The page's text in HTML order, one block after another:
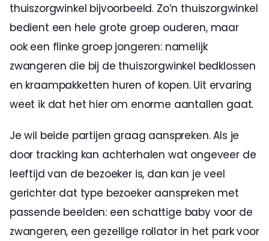
thuiszorgwinkel bijvoorbeeld. Zo’n thuiszorgwinkel
bedient een hele grote groep ouderen, maar
ook een flinke groep jongeren: namelijk
zwangeren die bij de thuiszorgwinkel bedklossen
en kraampakketten huren of kopen. Uit ervaring
weet ik dat het hier om enorme aantallen gaat.
Je wil beide partijen graag aanspreken. Als je
door tracking kan achterhalen wat ongeveer de
leeftijd van de bezoeker is, dan kan je veel
gerichter dat type bezoeker aanspreken met
passende beelden: een schattige baby voor de
zwangeren, een gezellige rollator in het park voor